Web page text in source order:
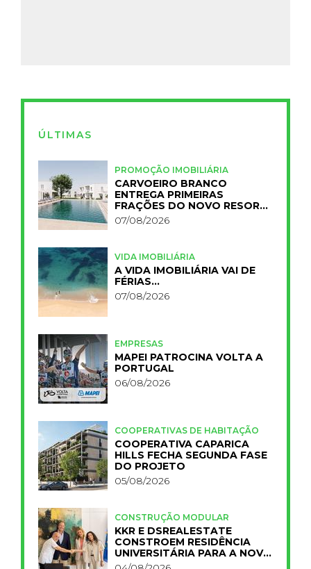
ÚLTIMAS
PROMOÇÃO IMOBILIÁRIA
CARVOEIRO BRANCO
ENTREGA PRIMEIRAS
FRAÇÕES DO NOVO RESORT
PRIMELIFE
07/08/2026
VIDA IMOBILIÁRIA
A VIDA IMOBILIÁRIA VAI DE
FÉRIAS…
07/08/2026
EMPRESAS
MAPEI PATROCINA VOLTA A
PORTUGAL
06/08/2026
COOPERATIVAS DE HABITAÇÃO
COOPERATIVA CAPARICA
HILLS FECHA SEGUNDA FASE
DO PROJETO
05/08/2026
CONSTRUÇÃO MODULAR
KKR E DSREALESTATE
CONSTROEM RESIDÊNCIA
UNIVERSITÁRIA PARA A NOVA
FCT